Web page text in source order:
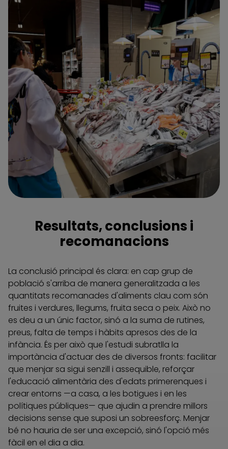
Resultats, conclusions i
recomanacions
La conclusió principal és clara: en cap grup de
població s'arriba de manera generalitzada a les
quantitats recomanades d'aliments clau com són
fruites i verdures, llegums, fruita seca o peix. Això no
es deu a un únic factor, sinó a la suma de rutines,
preus, falta de temps i hàbits apresos des de la
infància. És per això que l'estudi subratlla la
importància d'actuar des de diversos fronts: facilitar
que menjar sa sigui senzill i assequible, reforçar
l'educació alimentària des d'edats primerenques i
crear entorns —a casa, a les botigues i en les
polítiques públiques— que ajudin a prendre millors
decisions sense que suposi un sobreesforç. Menjar
bé no hauria de ser una excepció, sinó l'opció més
fàcil en el dia a dia.